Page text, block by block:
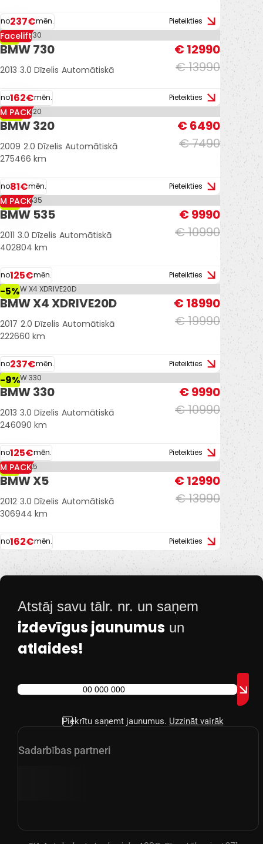
no237€mēn. Pieteikties
-7%
Facelift
BMW 730
€ 13990
€ 12990
2013 3.0 Dīzelis Automātiskā
no162€mēn. Pieteikties
-13%
M PACK
BMW 320
€ 7490
€ 6490
2009 2.0 Dīzelis Automātiskā
275466 km
no81€mēn. Pieteikties
-9%
M PACK
BMW 535
€ 10990
€ 9990
2011 3.0 Dīzelis Automātiskā
402804 km
no125€mēn. Pieteikties
-5%
BMW X4 XDRIVE20D
€ 19990
€ 18990
2017 2.0 Dīzelis Automātiskā
222660 km
no237€mēn. Pieteikties
-9%
BMW 330
€ 10990
€ 9990
2013 3.0 Dīzelis Automātiskā
246090 km
no125€mēn. Pieteikties
-7%
M PACK
BMW X5
€ 13990
€ 12990
2012 3.0 Dīzelis Automātiskā
306944 km
no162€mēn. Pieteikties
Atstāj savu tālr. nr. un saņem
izdevīgus jaunumus un
atlaides!
Piekrītu saņemt jaunumus. Uzzināt vairāk
Sadarbības partneri